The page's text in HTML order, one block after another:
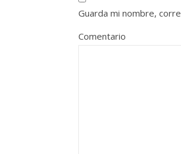
Guarda mi nombre,
Comentario